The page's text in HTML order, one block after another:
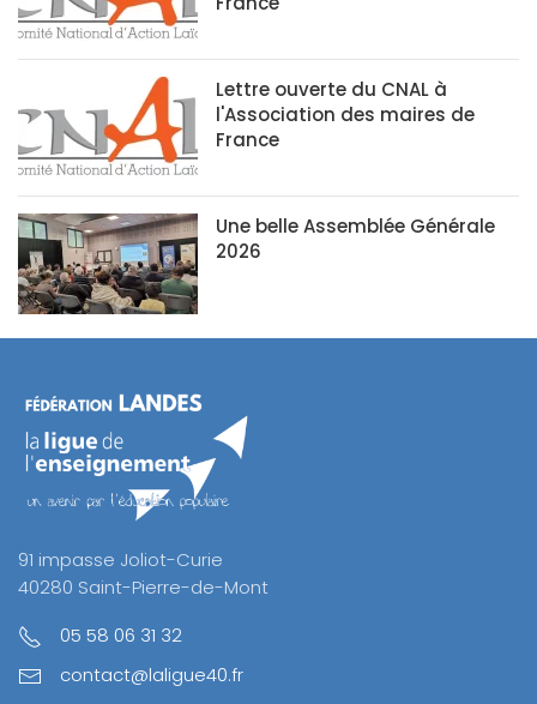
Lettre ouverte du CNAL à
l'Association des maires de
France
Une belle Assemblée Générale
2026
91 impasse Joliot-Curie
40280 Saint-Pierre-de-Mont
05 58 06 31 32
contact@laligue40.fr